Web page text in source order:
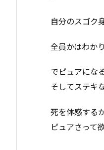
自分のスゴク
全員かはわか
でピュアにな
そしてステキ
死を体感する
ピュアさって